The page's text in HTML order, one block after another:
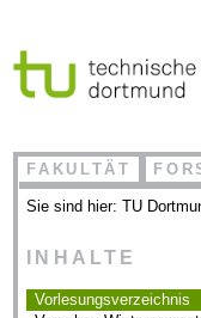
FAKULTÄT
Sie sind hier:TU
INHALTE
Vorlesungsverzeichnis